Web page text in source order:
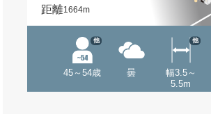
距離1664m
45～54歳
他
曇
幅3.5～
5.5m
他